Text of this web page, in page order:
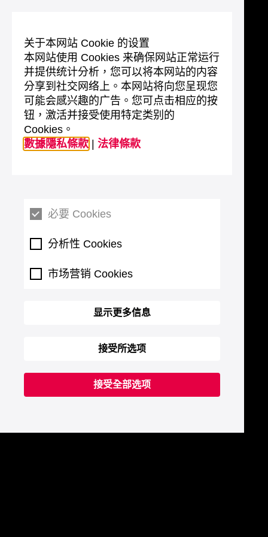
关于本网站 Cookie 的设置
本网站使用 Cookies 来确保网站正常运行
并提供统计分析，您可以将本网站的内容
分享到社交网络上。本网站将向您呈现您
可能会感兴趣的广告。您可点击相应的按
钮，激活并接受使用特定类别的
Cookies。
數據隱私條款
法律條款
必要 Cookies
分析性 Cookies
市场营销 Cookies
显示更多信息
接受所选项
接受全部选项